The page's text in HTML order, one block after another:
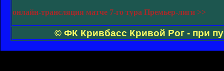
онлайн-трансляция матче 7-го тура Премьер-лиги >>
© ФК Кривбасс Кривой Рог - при